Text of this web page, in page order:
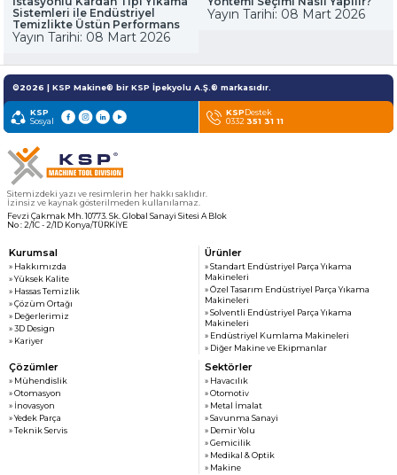
premium solitions for premium
KSP MACHINEMEDYA
» Haber & Fuar
» Katalog & Belgeler
» Foto Galeri
Sistemleri ile Endüstriyel
Temizlikte Üstün Performans
Yayın Tarihi: 08 Mart 2026
Yayın Tarihi: 08 Mart 2026
©2026 | KSP Makine® bir KSP İpekyolu A.Ş.® markasıdır.
KSP
Sosyal
KSPDestek
0332 351 31 11
Sitemizdeki yazı ve resimlerin her hakkı saklıdır.
İzinsiz ve kaynak gösterilmeden kullanılamaz.
Fevzi Çakmak Mh. 10773. Sk. Global Sanayi Sitesi A Blok
No : 2/1C - 2/1D Konya/TÜRKİYE
Kurumsal
» Hakkımızda
» Yüksek Kalite
» Hassas Temizlik
» Çözüm Ortağı
» Değerlerimiz
» 3D Design
» Kariyer
Ürünler
» Standart Endüstriyel Parça Yıkama
Makineleri
» Özel Tasarım Endüstriyel Parça Yıkama
Makineleri
» Solventli Endüstriyel Parça Yıkama
Makineleri
» Endüstriyel Kumlama Makineleri
» Diğer Makine ve Ekipmanlar
Çözümler
» Mühendislik
» Otomasyon
» İnovasyon
» Yedek Parça
» Teknik Servis
Sektörler
» Havacılık
» Otomotiv
» Metal İmalat
» Savunma Sanayi
» Demir Yolu
» Gemicilik
» Medikal & Optik
» Makine